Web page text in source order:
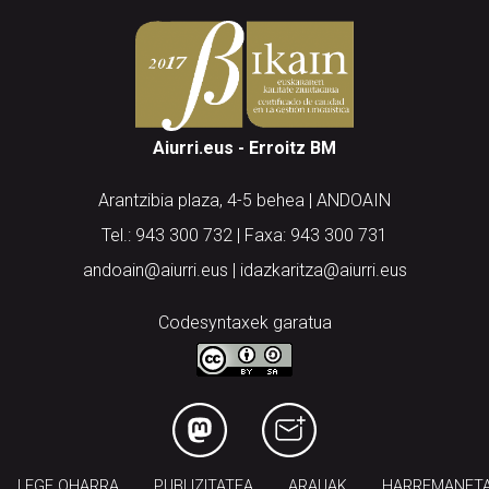
Aiurri.eus - Erroitz BM
Arantzibia plaza, 4-5 behea | ANDOAIN
Tel.: 943 300 732 | Faxa: 943 300 731
andoain@aiurri.eus | idazkaritza@aiurri.eus
Codesyntaxek garatua